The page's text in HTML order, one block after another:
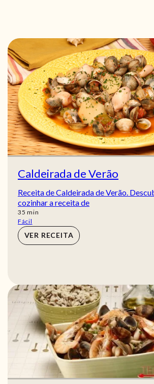
Caldeirada de Verão
Receita de Caldeirada de Verão.
cozinhar a receita de
35 min
min
Fácil
VER RECEITA